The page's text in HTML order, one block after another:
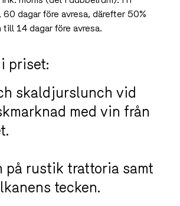
moms (del i dubbelrum). Fri
60 dagar före avresa, därefter 50%
14 dagar före avresa.
priset:
skaldjurslunch vid
med vin från
på rustik trattoria samt
tecken.